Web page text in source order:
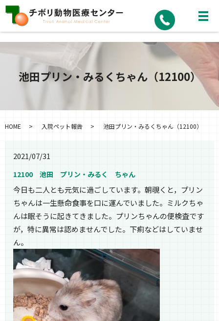
池田プリン・みるくちゃん（12100）
HOME 入院ペット報告 池田プリン・みるくちゃん（12100）
2021/07/31
12100 池田 プリン・みるく ちゃん
今日も二人とも元気に過ごしています。朝覗くと，プリン
ちゃんは一生懸命食事を口に運んでいました。ミルクちゃ
んは眠そうに起きてきました。プリンちゃんの便検査です
が，特に異常は認めませんでした。下痢などはしていませ
ん。